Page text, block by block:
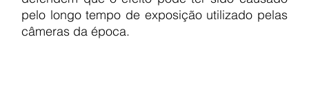
pelo longo tempo de exposição utilizado pelas
câmeras da época.